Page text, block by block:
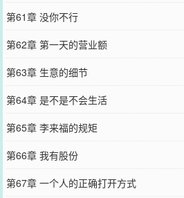
第61章 没你不行
第62章 第一天的营业额
第63章 生意的细节
第64章 是不是不会生活
第65章 李来福的规矩
第66章 我有股份
第67章 一个人的正确打开方式